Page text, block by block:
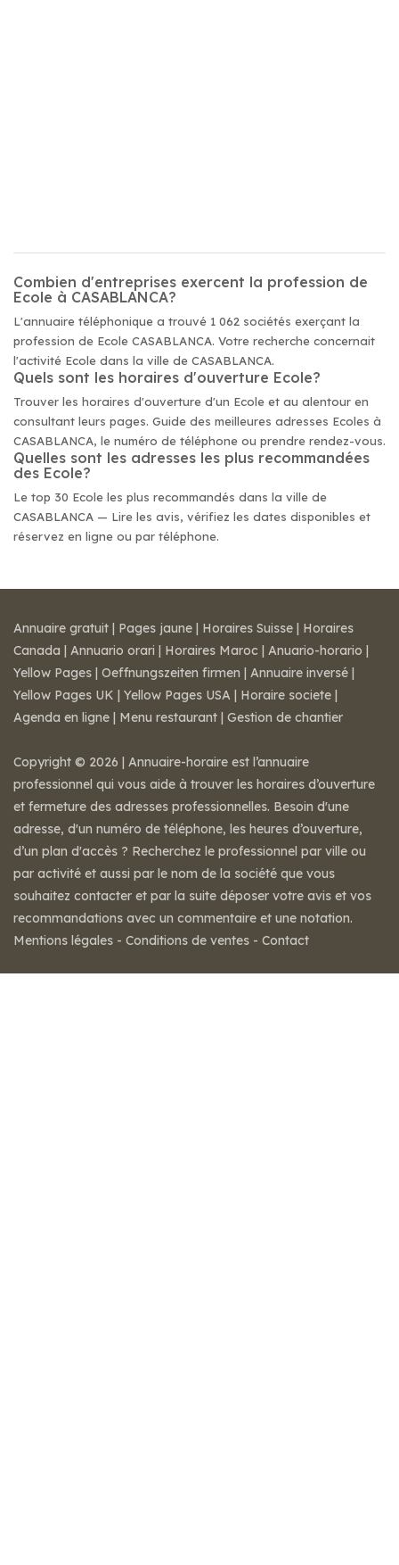
Combien d'entreprises exercent la profession de
Ecole à CASABLANCA?
L'annuaire téléphonique a trouvé 1 062 sociétés exerçant la
profession de Ecole CASABLANCA. Votre recherche concernait
l'activité Ecole dans la ville de CASABLANCA.
Quels sont les horaires d'ouverture Ecole?
Trouver les horaires d'ouverture d'un Ecole et au alentour en
consultant leurs pages. Guide des meilleures adresses Ecoles à
CASABLANCA, le numéro de téléphone ou prendre rendez-vous.
Quelles sont les adresses les plus recommandées
des Ecole?
Le top 30 Ecole les plus recommandés dans la ville de
CASABLANCA — Lire les avis, vérifiez les dates disponibles et
réservez en ligne ou par téléphone.
Annuaire gratuit | Pages jaune | Horaires Suisse | Horaires
Canada | Annuario orari | Horaires Maroc | Anuario-horario |
Yellow Pages | Oeffnungszeiten firmen | Annuaire inversé |
Yellow Pages UK | Yellow Pages USA | Horaire societe |
Agenda en ligne | Menu restaurant | Gestion de chantier
Copyright © 2026 | Annuaire-horaire est l’annuaire
professionnel qui vous aide à trouver les horaires d’ouverture
et fermeture des adresses professionnelles. Besoin d'une
adresse, d'un numéro de téléphone, les heures d’ouverture,
d’un plan d'accès ? Recherchez le professionnel par ville ou
par activité et aussi par le nom de la société que vous
souhaitez contacter et par la suite déposer votre avis et vos
recommandations avec un commentaire et une notation.
Mentions légales - Conditions de ventes - Contact